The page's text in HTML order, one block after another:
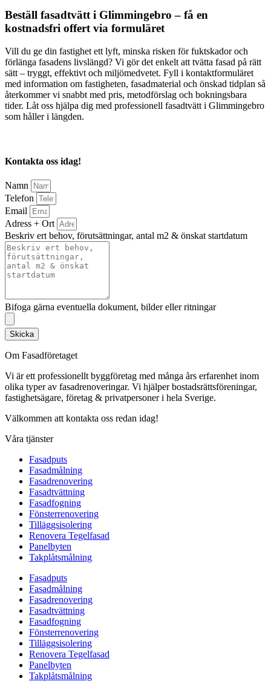
Beställ fasadtvätt i Glimmingebro – få en
kostnadsfri offert via formuläret
Vill du ge din fastighet ett lyft, minska risken för fuktskador och
förlänga fasadens livslängd? Vi gör det enkelt att tvätta fasad på rätt
sätt – tryggt, effektivt och miljömedvetet. Fyll i kontaktformuläret
med information om fastigheten, fasadmaterial och önskad tidplan så
återkommer vi snabbt med pris, metodförslag och bokningsbara
tider. Låt oss hjälpa dig med professionell fasadtvätt i Glimmingebro
som håller i längden.
Kontakta oss idag!
Namn
Telefon
Email
Adress + Ort
Beskriv ert behov, förutsättningar, antal m2 & önskat startdatum
Bifoga gärna eventuella dokument, bilder eller ritningar
Skicka
Om Fasadföretaget
Vi är ett professionellt byggföretag med många års erfarenhet inom
olika typer av fasadrenoveringar. Vi hjälper bostadsrättsföreningar,
fastighetsägare, företag & privatpersoner i hela Sverige.
Välkommen att kontakta oss redan idag!
Våra tjänster
Fasadputs
Fasadmålning
Fasadrenovering
Fasadtvättning
Fasadfogning
Fönsterrenovering
Tilläggsisolering
Renovera Tegelfasad
Panelbyten
Takplåtsmålning
Fasadputs
Fasadmålning
Fasadrenovering
Fasadtvättning
Fasadfogning
Fönsterrenovering
Tilläggsisolering
Renovera Tegelfasad
Panelbyten
Takplåtsmålning